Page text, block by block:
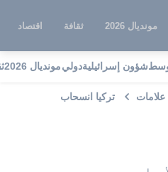
مونديال 2026 ثقافة اقتصاد
شؤون إسرائيليةدوليمونديال 2026
تركيا انسحاب